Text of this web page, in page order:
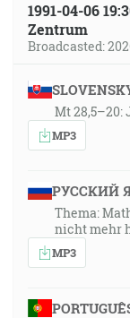
1991-04-06
Zentrum
Broadcasted:
Mt 28,5–20:
MP3
РУССКИЙ
Thema:
nicht mehr
MP3